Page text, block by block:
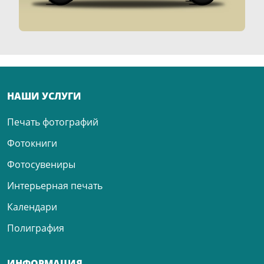
НАШИ УСЛУГИ
Печать фотографий
Фотокниги
Фотосувениры
Интерьерная печать
Календари
Полиграфия